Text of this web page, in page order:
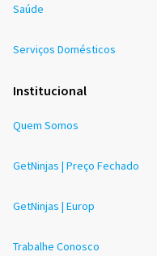
Saúde
Serviços Domésticos
Institucional
Quem Somos
GetNinjas | Preço Fechado
GetNinjas | Europ
Trabalhe Conosco